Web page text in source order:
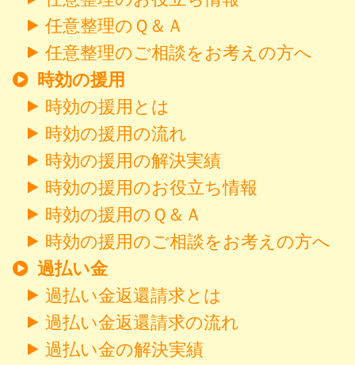
任意整理のＱ＆Ａ
任意整理のご相談をお考えの方へ
時効の援用
時効の援用とは
時効の援用の流れ
時効の援用の解決実績
時効の援用のお役立ち情報
時効の援用のＱ＆Ａ
時効の援用のご相談をお考えの方へ
過払い金
過払い金返還請求とは
過払い金返還請求の流れ
過払い金の解決実績